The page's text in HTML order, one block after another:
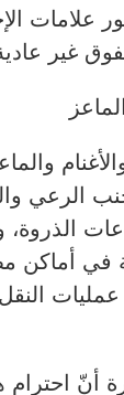
علامات
غير
الرعي
الذروة،
في أماكن
أنّ